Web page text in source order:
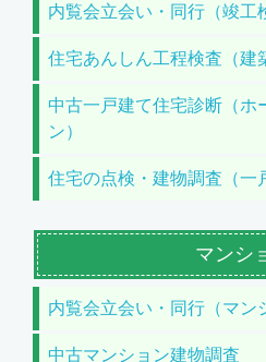
内覧会立会い・同行（竣工
住宅あんしん工程検査（建
中古一戸建て住宅診断（ホ
ン）
住宅の点検・建物調査（一
マンシ
内覧会立会い・同行（マン
中古マンション建物調査